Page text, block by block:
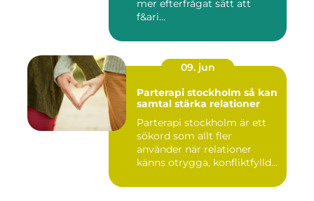
mer efterfrågat sätt att
f&ari...
09. jun
Parterapi stockholm så kan
samtal stärka relationer
Parterapi stockholm är ett
sökord som allt fler
använder när relationer
känns otrygga, konfliktfylld...